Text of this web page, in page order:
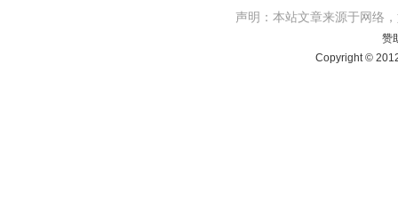
声明：本站文章来源于网络
赞
Copyright ©